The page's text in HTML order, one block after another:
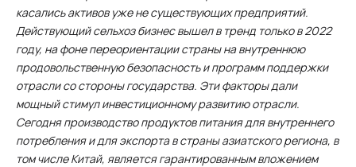
касались активов уже не существующих предприятий.
Действующий сельхоз бизнес вышел в тренд только в 2022
году, на фоне переориентации страны на внутреннюю
продовольственную безопасность и программ поддержки
отрасли со стороны государства. Эти факторы дали
мощный стимул инвестиционному развитию отрасли.
Сегодня производство продуктов питания для внутреннего
потребления и для экспорта в страны азиатского региона, в
том числе Китай, является гарантированным вложением